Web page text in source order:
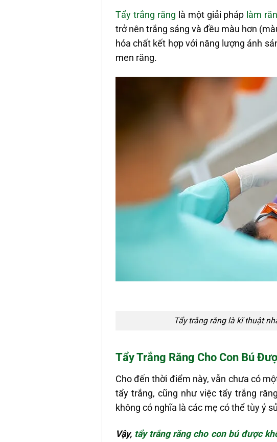
Tẩy trắng răng là một giải pháp làm
trở nên trắng sáng và đều màu hơn
hóa chất kết hợp với năng lượng ánh
men răng.
Tẩy trắng răng là kĩ thuật
Tẩy Trắng Răng Cho Con Bú
Cho đến thời điểm này, vẫn chưa có
tẩy trắng, cũng như việc tẩy trắng
không có nghĩa là các mẹ có thể tùy ý
Vậy, tẩy trắng răng cho con bú được